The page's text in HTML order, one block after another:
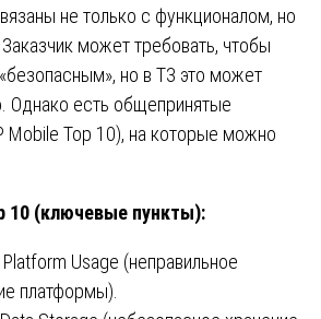
не только с функционалом, но
может требовать, чтобы
но в ТЗ это может
Однако есть общепринятые
Mobile Top 10), на которые можно
10 (ключевые пункты):
Usage (неправильное
платформы).